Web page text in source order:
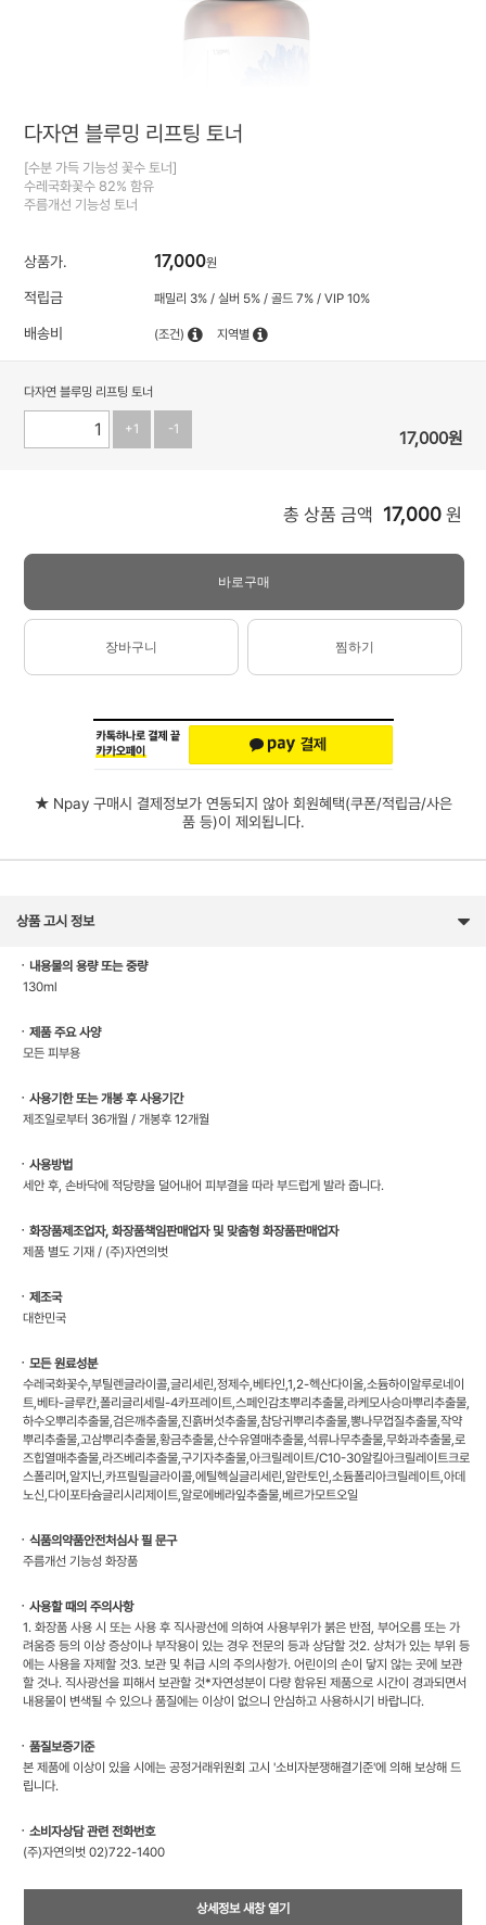
다자연 블루밍 리프팅 토너
[수분 가득 기능성 꽃수 토너]
수레국화꽃수 82% 함유
주름개선 기능성 토너
상품가. 17,000원
적립금 패밀리 3% / 실버 5% / 골드 7% / VIP 10%
배송비 (조건) 지역별
다자연 블루밍 리프팅 토너
+1 -1 17,000원
총 상품 금액 17,000 원
바로구매
장바구니 찜하기
★ Npay 구매시 결제정보가 연동되지 않아 회원혜택(쿠폰/적립금/사은
품 등)이 제외됩니다.
상품 고시 정보
ㆍ내용물의 용량 또는 중량
130ml
ㆍ제품 주요 사양
모든 피부용
ㆍ사용기한 또는 개봉 후 사용기간
제조일로부터 36개월 / 개봉후 12개월
ㆍ사용방법
세안 후, 손바닥에 적당량을 덜어내어 피부결을 따라 부드럽게 발라 줍니다.
ㆍ화장품제조업자, 화장품책임판매업자 및 맞춤형 화장품판매업자
제품 별도 기재 / (주)자연의벗
ㆍ제조국
대한민국
ㆍ모든 원료성분
수레국화꽃수,부틸렌글라이콜,글리세린,정제수,베타인,1,2-헥산다이올,소듐하이알루로네이
트,베타-글루칸,폴리글리세릴-4카프레이트,스페인감초뿌리추출물,라케모사승마뿌리추출물,
하수오뿌리추출물,검은깨추출물,진흙버섯추출물,참당귀뿌리추출물,뽕나무껍질추출물,작약
뿌리추출물,고삼뿌리추출물,황금추출물,산수유열매추출물,석류나무추출물,무화과추출물,로
즈힙열매추출물,라즈베리추출물,구기자추출물,아크릴레이트/C10-30알킬아크릴레이트크로
스폴리머,알지닌,카프릴릴글라이콜,에틸헥실글리세린,알란토인,소듐폴리아크릴레이트,아데
노신,다이포타슘글리시리제이트,알로에베라잎추출물,베르가모트오일
ㆍ식품의약품안전처심사 필 문구
주름개선 기능성 화장품
ㆍ사용할 때의 주의사항
1. 화장품 사용 시 또는 사용 후 직사광선에 의하여 사용부위가 붉은 반점, 부어오름 또는 가
려움증 등의 이상 증상이나 부작용이 있는 경우 전문의 등과 상담할 것2. 상처가 있는 부위 등
에는 사용을 자제할 것3. 보관 및 취급 시의 주의사항가. 어린이의 손이 닿지 않는 곳에 보관
할 것나. 직사광선을 피해서 보관할 것*자연성분이 다량 함유된 제품으로 시간이 경과되면서
내용물이 변색될 수 있으나 품질에는 이상이 없으니 안심하고 사용하시기 바랍니다.
ㆍ품질보증기준
본 제품에 이상이 있을 시에는 공정거래위원회 고시 '소비자분쟁해결기준'에 의해 보상해 드
립니다.
ㆍ소비자상담 관련 전화번호
(주)자연의벗 02)722-1400
상세정보 새창 열기